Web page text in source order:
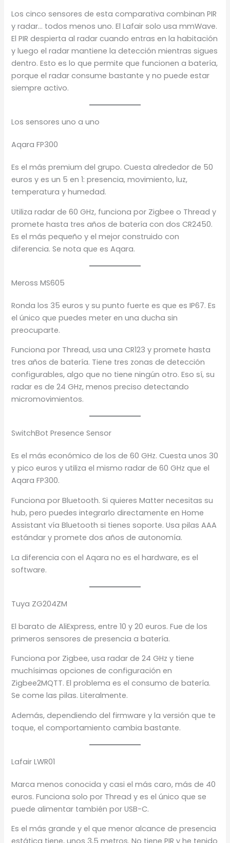
Los cinco sensores de esta comparativa combinan PIR
y radar… todos menos uno. El Lafair solo usa mmWave.
El PIR despierta al radar cuando entras en la habitación
y luego el radar mantiene la detección mientras sigues
dentro. Esto es lo que permite que funcionen a batería,
porque el radar consume bastante y no puede estar
siempre activo.
Los sensores uno a uno
Aqara FP300
Es el más premium del grupo. Cuesta alrededor de 50
euros y es un 5 en 1: presencia, movimiento, luz,
temperatura y humedad.
Utiliza radar de 60 GHz, funciona por Zigbee o Thread y
promete hasta tres años de batería con dos CR2450.
Es el más pequeño y el mejor construido con
diferencia. Se nota que es Aqara.
Meross MS605
Ronda los 35 euros y su punto fuerte es que es IP67. Es
el único que puedes meter en una ducha sin
preocuparte.
Funciona por Thread, usa una CR123 y promete hasta
tres años de batería. Tiene tres zonas de detección
configurables, algo que no tiene ningún otro. Eso sí, su
radar es de 24 GHz, menos preciso detectando
micromovimientos.
SwitchBot Presence Sensor
Es el más económico de los de 60 GHz. Cuesta unos 30
y pico euros y utiliza el mismo radar de 60 GHz que el
Aqara FP300.
Funciona por Bluetooth. Si quieres Matter necesitas su
hub, pero puedes integrarlo directamente en Home
Assistant vía Bluetooth si tienes soporte. Usa pilas AAA
estándar y promete dos años de autonomía.
La diferencia con el Aqara no es el hardware, es el
software.
Tuya ZG204ZM
El barato de AliExpress, entre 10 y 20 euros. Fue de los
primeros sensores de presencia a batería.
Funciona por Zigbee, usa radar de 24 GHz y tiene
muchísimas opciones de configuración en
Zigbee2MQTT. El problema es el consumo de batería.
Se come las pilas. Literalmente.
Además, dependiendo del firmware y la versión que te
toque, el comportamiento cambia bastante.
Lafair LWR01
Marca menos conocida y casi el más caro, más de 40
euros. Funciona solo por Thread y es el único que se
puede alimentar también por USB-C.
Es el más grande y el que menor alcance de presencia